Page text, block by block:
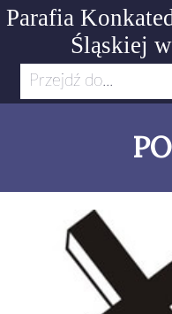
Parafia
Śląskiej
Przejdź do...